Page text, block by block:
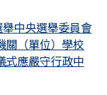
中央選舉委員會
關（單位）學校
式應嚴守行政中